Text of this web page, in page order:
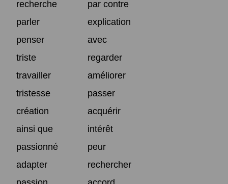
recherche
par contre
parler
explication
penser
avec
triste
regarder
travailler
améliorer
tristesse
passer
création
acquérir
ainsi que
intérêt
passionné
peur
adapter
rechercher